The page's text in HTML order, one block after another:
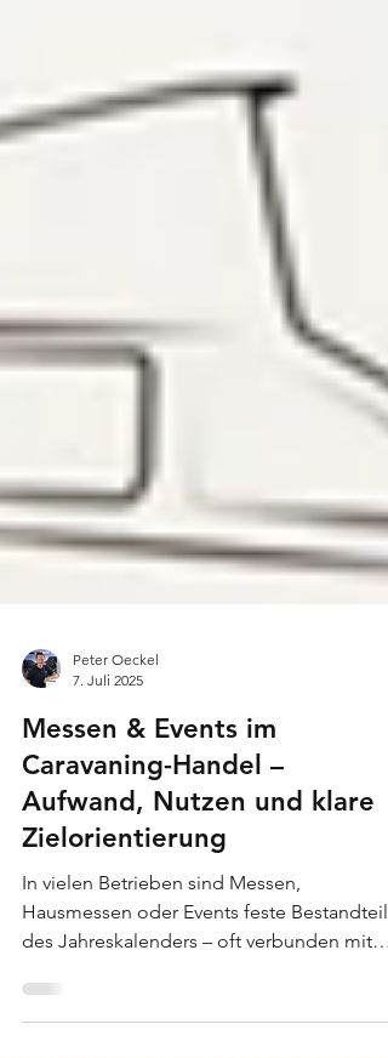
Peter Oeckel
Messen & Events im
Caravaning-Handel –
Aufwand, Nutzen und klare
Zielorientierung
In vielen Betrieben sind Messen,
Hausmessen oder Events feste Bestandteile